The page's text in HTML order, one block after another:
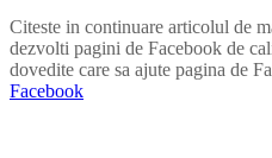
Citeste in continuare articolul de
dezvolti pagini de Facebook de
dovedite care sa ajute pagina de
Facebook